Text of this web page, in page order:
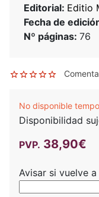
Editorial: Editio
Fecha de
Nº páginas: 76
No disponible
Disponibilidad
PVP. 38,90€
Avisar si vuelve